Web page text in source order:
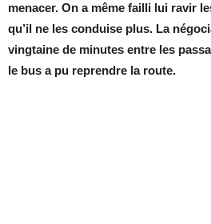
menacer. On a même failli lui ravir
qu’il ne les conduise plus. La
vingtaine de minutes entre les
le bus a pu reprendre la route.